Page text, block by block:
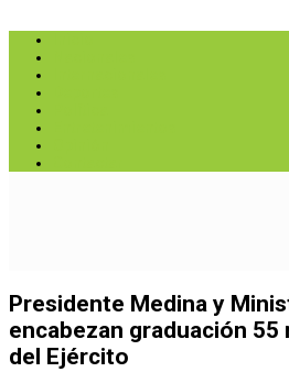
Presidente Medina y
encabezan graduación
del Ejército